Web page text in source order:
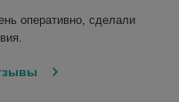
оперативно, сделали